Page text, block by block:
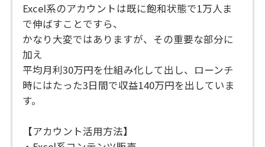
Excel系のアカウントは既に飽和状態で1万人ま
で伸ばすことですら、
かなり大変ではありますが、その重要な部分に
加え
平均月利30万円を仕組み化して出し、ローンチ
時にはたった3日間で収益140万円を出していま
す。
【アカウント活用方法】